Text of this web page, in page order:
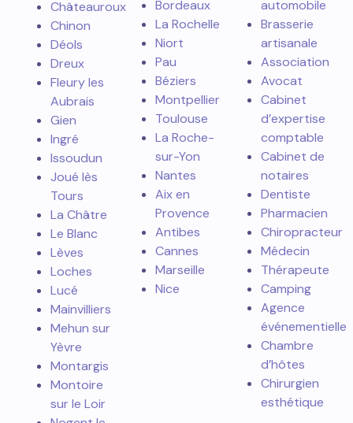
Châteauroux
Chinon
Déols
Dreux
Fleury les
Aubrais
Gien
Ingré
Issoudun
Joué lès
Tours
La Châtre
Le Blanc
Lèves
Loches
Lucé
Mainvilliers
Mehun sur
Yèvre
Montargis
Montoire
sur le Loir
Bordeaux
La Rochelle
Niort
Pau
Béziers
Montpellier
Toulouse
La Roche-
sur-Yon
Nantes
Aix en
Provence
Antibes
Cannes
Marseille
Nice
automobile
Brasserie
artisanale
Association
Avocat
Cabinet
d’expertise
comptable
Cabinet de
notaires
Dentiste
Pharmacien
Chiropracteur
Médecin
Thérapeute
Camping
Agence
événementielle
Chambre
d’hôtes
Chirurgien
esthétique